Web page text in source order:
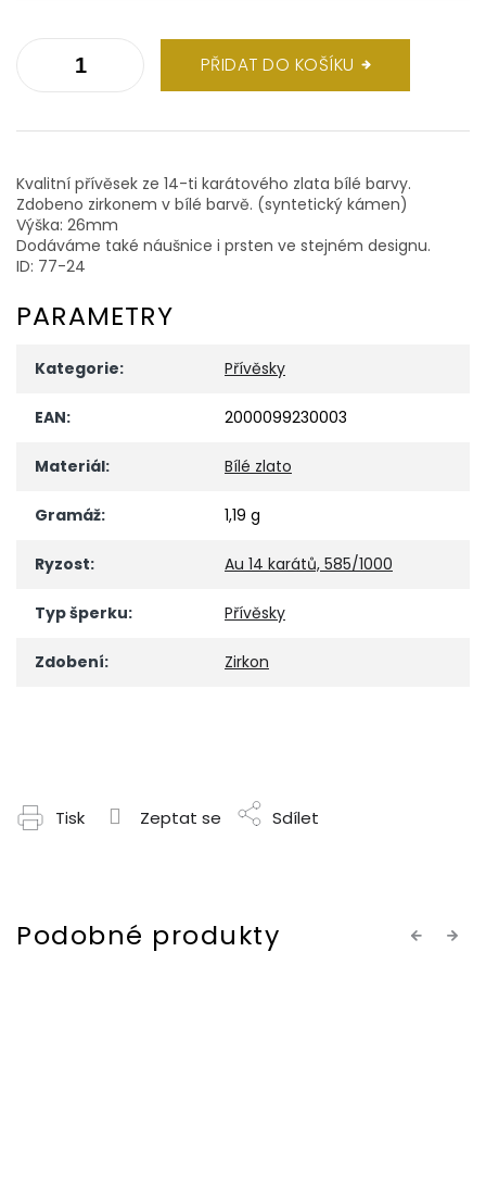
PŘIDAT DO KOŠÍKU
Kvalitní přívěsek ze 14-ti karátového zlata bílé barvy.
Zdobeno zirkonem v bílé barvě. (syntetický kámen)
Výška: 26mm
Dodáváme také náušnice i prsten ve stejném designu.
ID: 77-24
PARAMETRY
Kategorie: Přívěsky
EAN: 2000099230003
Materiál: Bílé zlato
Gramáž: 1,19 g
Ryzost: Au 14 karátů, 585/1000
Typ šperku: Přívěsky
Zdobení: Zirkon
Tisk Zeptat se Sdílet
Previous
Next